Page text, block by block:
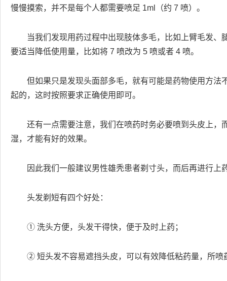
慢慢摸索，并不是每个人都需要喷足 1ml（约 7 喷）。
当我们发现用药过程中出现肢体多毛，比如上臂毛发
要适当降低使用量，比如将 7 喷改为 5 喷或者 4 喷。
但如果只是发现头面部多毛，就有可能是药物使用方
起的，这时按照要求正确使用即可。
还有一点需要注意，我们在喷药时务必要喷到头皮上
湿，才能有好的效果。
因此我们一般建议男性雄秃患者剃寸头，而后再进行上
头发剃短有四个好处：
① 洗头方便，头发干得快，便于及时上药；
② 短头发不容易遮挡头皮，可以有效降低粘药量，所喷